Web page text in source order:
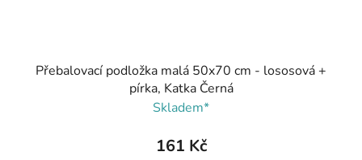
Přebalovací podložka malá 50x70 cm - lososová +
pírka, Katka Černá
Skladem*
161 Kč